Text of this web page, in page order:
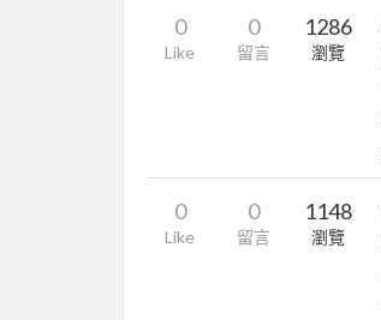
0
Like
0
留言
1286
瀏覽
0
Like
0
留言
1148
瀏覽